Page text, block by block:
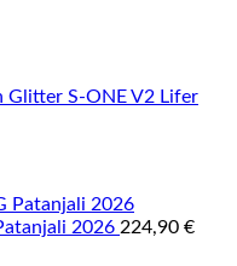
S-ONE V2 Lifer
2026 224,90 €